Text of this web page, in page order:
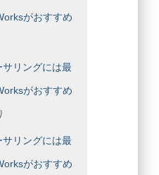
がおすすめ
リングには最
がおすすめ
リングには最
がおすすめ